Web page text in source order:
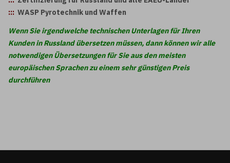
::: WASP Pyrotechnik und Waffen
Wenn Sie irgendwelche technischen Unterlagen für Ihren
Kunden in Russland übersetzen müssen, dann können wir alle
notwendigen Übersetzungen für Sie aus den meisten
europäischen Sprachen zu einem sehr günstigen Preis
durchführen